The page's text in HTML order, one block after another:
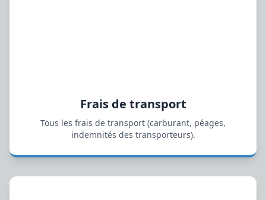
Frais de transport
Tous les frais de transport (carburant, péages,
indemnités des transporteurs).